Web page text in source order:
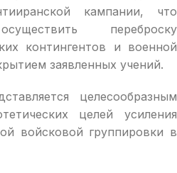
кампании, что
переброску
контингентов и военной
заявленных учений.
целесообразным
целей усиления
войсковой группировки в